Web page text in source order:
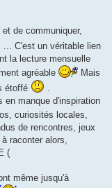
de communiquer,
... C'est un véritable lien
la lecture mensuelle
agréable
Mais
étoffé
.
en manque d'inspiration
curiosités locales,
de rencontres, jeux
raconter alors,
(
même jusqu'à